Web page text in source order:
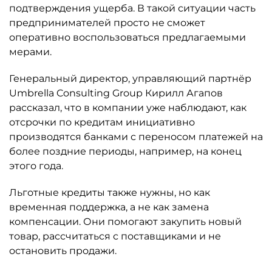
подтверждения ущерба. В такой ситуации часть
предпринимателей просто не сможет
оперативно воспользоваться предлагаемыми
мерами.
Генеральный директор, управляющий партнёр
Umbrella Consulting Group Кирилл Агапов
рассказал, что в компании уже наблюдают, как
отсрочки по кредитам инициативно
производятся банками с переносом платежей на
более поздние периоды, например, на конец
этого года.
Льготные кредиты также нужны, но как
временная поддержка, а не как замена
компенсации. Они помогают закупить новый
товар, рассчитаться с поставщиками и не
остановить продажи.